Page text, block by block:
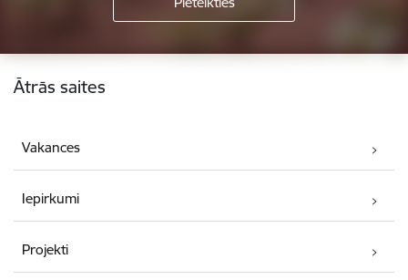
Kājene
Ātrās saites
Vakances
Iepirkumi
Projekti